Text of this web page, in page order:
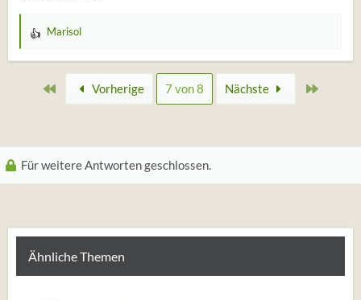
W
g
e
n
Marisol
Erste Vorherige 7 von 8 Nächste
Für weitere Antworten geschlossen.
Ähnliche Themen